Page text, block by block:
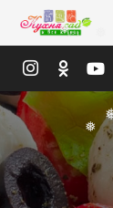
❅
❅